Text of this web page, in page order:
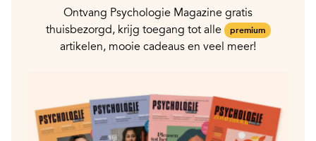
Ontvang Psychologie Magazine gratis
thuisbezorgd, krijg toegang tot alle
premium
artikelen, mooie cadeaus en veel meer!